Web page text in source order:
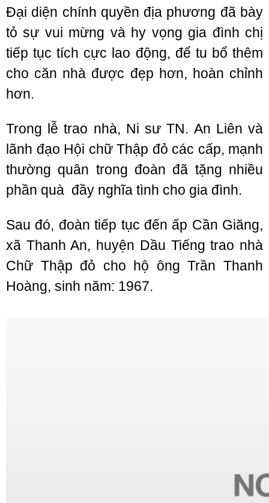
Đại diện chính quyền địa phương đã bày
tỏ sự vui mừng và hy vọng gia đình chị
tiếp tục tích cực lao động, để tu bổ thêm
cho căn nhà được đẹp hơn, hoàn chỉnh
hơn.
Trong lễ trao nhà, Ni sư TN. An Liên và
lãnh đạo Hội chữ Thập đỏ các cấp, mạnh
thường quân trong đoàn đã tặng nhiều
phần quà đầy nghĩa tình cho gia đình.
Sau đó, đoàn tiếp tục đến ấp Cần Giăng,
xã Thanh An, huyện Dầu Tiếng trao nhà
Chữ Thập đỏ cho hộ ông Trần Thanh
Hoàng, sinh năm: 1967.